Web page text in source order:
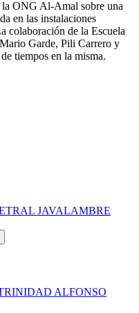
la ONG Al-Amal sobre una
en las instalaciones
colaboración de la Escuela
Garde, Pili Carrero y
tiempos en la misma.
JAVALAMBRE
ALFONSO